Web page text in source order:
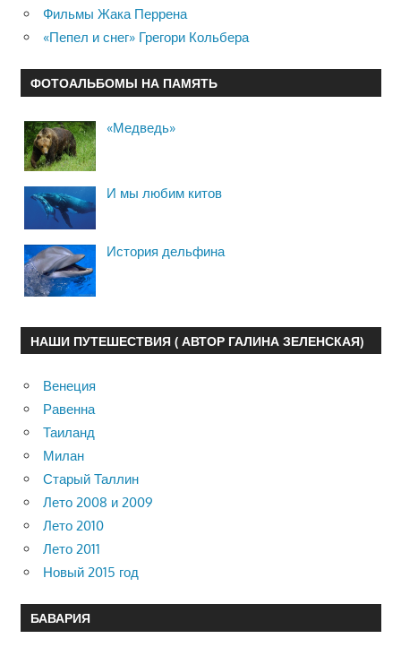
Фильмы Жака Перрена
«Пепел и снег» Грегори Кольбера
ФОТОАЛЬБОМЫ НА ПАМЯТЬ
«Медведь»
И мы любим китов
История дельфина
НАШИ ПУТЕШЕСТВИЯ ( АВТОР ГАЛИНА ЗЕЛЕНСКАЯ)
Венеция
Равенна
Таиланд
Милан
Старый Таллин
Лето 2008 и 2009
Лето 2010
Лето 2011
Новый 2015 год
БАВАРИЯ